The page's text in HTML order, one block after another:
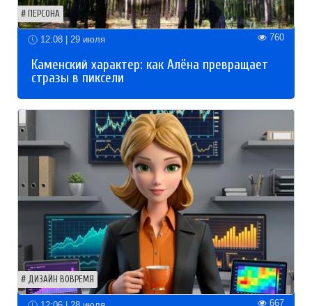
ПЕРСОНА
12:08 | 29 июля 760
Каменский характер: как Алёна превращает
стразы в пиксели
ДИЗАЙН ВОВРЕМЯ
667